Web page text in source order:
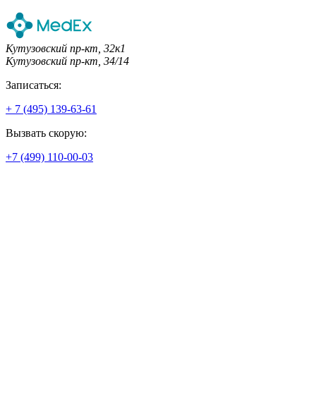
Кутузовский пр-кт, 32к1
Кутузовский пр-кт, 34/14
Записаться:
+ 7 (495) 139-63-61
Вызвать скорую:
+7 (499) 110-00-03